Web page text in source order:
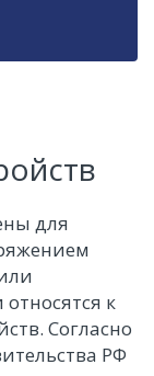
для
к
Согласно
РФ